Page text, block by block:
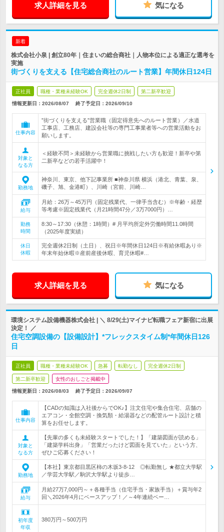
求人詳細を見る 気になる
新着
株式会社小泉 | 創立80年｜住まいの総合商社｜人物本位による適正な選考を
実施
街づくりを支える【住宅総合商社のルート営業】年間休日124日
正社員 職種・業種未経験OK 完全週休2日制 第二新卒歓迎
情報更新日：2026/08/07 終了予定日： 2026/09/10
仕事内容
”街づくりを支える”営業職（固定得意先へのルート営業）／水道
工事店、工務店、建設会社等の専門工事業者等への営業活動をお
願いします。
対象と
なる方
＜経験不問＞未経験から営業職に挑戦したい方も歓迎！新卒や第
二新卒などの若手活躍中！
勤務地
神奈川、東京、他下記事業所 ■神奈川県 横浜（港北、青葉、泉、
磯子、旭、金港町）、川崎（宮前、川崎…
給与
月給：26万～45万円（固定残業代、一律手当含む）※年齢・経歴
等考慮※固定残業代（月21時間47分／3万7000円）…
勤務
時間
8:30～17:30（休憩：1時間）# 月平均所定外労働時間11.0時間
（2025年度実績）
休日
休暇
完全週休2日制（土日）、祝日※年間休日124日※有給休暇あり※
年末年始休暇※産前産後休暇、育児休暇#…
求人詳細を見る 気になる
環境システム設備機器株式会社 | ＼ 8/29(土)マイナビ転職フェア新宿に出展
決定！ ／
住宅空調設備の【設備設計】*フレックスタイム制*年間休日126
日
正社員 職種・業種未経験OK 急募 転勤なし 完全週休2日制
第二新卒歓迎 女性のおしごと掲載中
情報更新日：2026/08/03 終了予定日： 2026/09/07
仕事内容
【CADの知識は入社後からでOK♪】注文住宅や集合住宅、店舗の
エアコン・全館空調・換気類・給湯器などの配管ルート設計と積
算をお任せします。
対象と
なる方
【先輩の多くも未経験スタートでした！】「建築図面が読める」
「建築学科出身」「営業だったけど図面を見ていた」という方、
ぜひご応募ください！
勤務地
【本社】東京都目黒区柿の木坂3-8-12 ◎転勤無し ★都立大学駅
／学芸大学駅／駒沢大学駅より徒歩…
給与
月給27万7,000円～＋各種手当（住宅手当・家族手当）＋賞与年2
回＼2026年4月にベースアップ！／～4年連続ベー…
初年度
年収
380万円～500万円